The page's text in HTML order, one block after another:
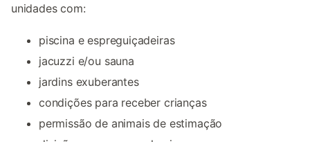
unidades com:
piscina e espreguiçadeiras
jacuzzi e/ou sauna
jardins exuberantes
condições para receber crianças
permissão de animais de estimação